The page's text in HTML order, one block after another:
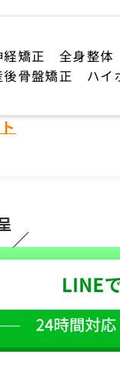
経矯正 全身
骨盤矯正 ハイ
／